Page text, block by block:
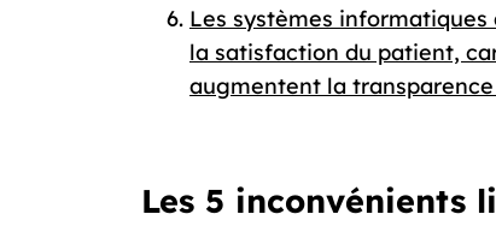
Les systèmes
la satisfaction du patient,
augmentent la
Les 5 inconvénients